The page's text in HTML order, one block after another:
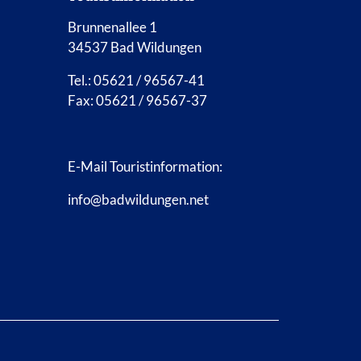
Brunnenallee 1
34537 Bad Wildungen
Tel.: 05621 / 96567-41
Fax: 05621 / 96567-37
E-Mail Touristinformation:
info@badwildungen.net